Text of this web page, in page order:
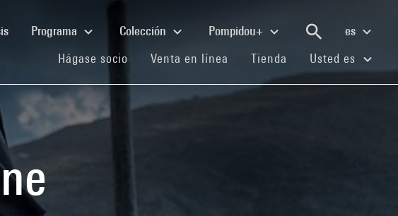
(current)Programa Colección Pompidou+
es
Hágase socio (current)
Venta en línea (current)
Tienda (current)
Usted es